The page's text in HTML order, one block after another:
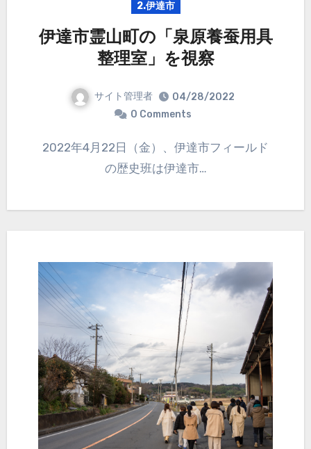
2.伊達市
伊達市霊山町の「泉原養蚕用具
整理室」を視察
サイト管理者
04/28/2022
0 Comments
2022年4月22日（金）、伊達市フィールド
の歴史班は伊達市…